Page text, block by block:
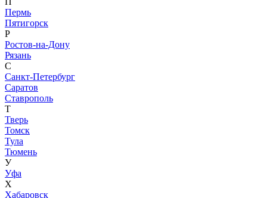
Пермь
Пятигорск
Р
Ростов-на-Дону
Рязань
С
Санкт-Петербург
Саратов
Ставрополь
Т
Тверь
Томск
Тула
Тюмень
У
Уфа
Х
Хабаровск